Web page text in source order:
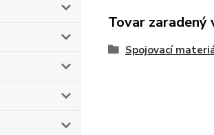
Tovar zaradený
Spojovací